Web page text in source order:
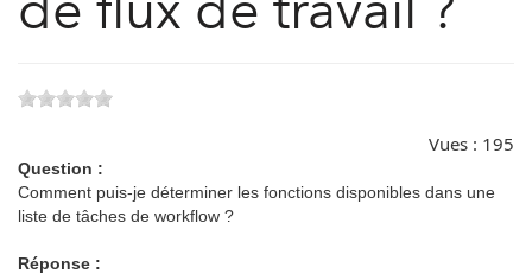
Vues : 195
Question :
Comment puis-je déterminer les fonctions disponibles dans une
liste de tâches de workflow ?
Réponse :